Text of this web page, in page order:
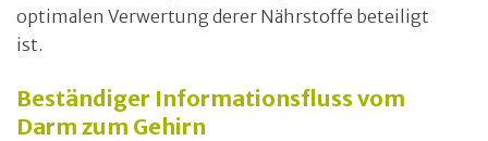
optimalen Verwertung derer Nährstoffe beteiligt
ist.
Beständiger Informationsfluss vom
Darm zum Gehirn